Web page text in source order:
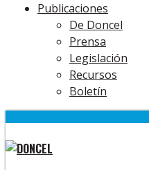
Publicaciones
De Doncel
Prensa
Legislación
Recursos
Boletín